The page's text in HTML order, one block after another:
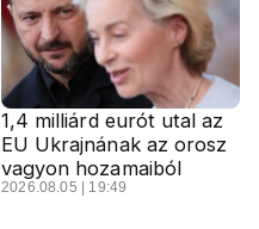
1,4 milliárd eurót utal az
EU Ukrajnának az orosz
vagyon hozamaiból
2026.08.05 | 19:49